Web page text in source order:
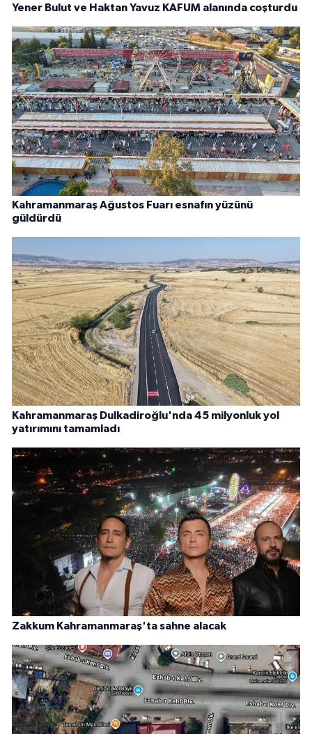
Yener Bulut ve Haktan Yavuz KAFUM alanında coşturdu
Kahramanmaraş Ağustos Fuarı esnafın yüzünü
güldürdü
Kahramanmaraş Dulkadiroğlu'nda 45 milyonluk yol
yatırımını tamamladı
Zakkum Kahramanmaraş'ta sahne alacak